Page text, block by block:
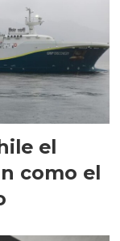
el
como el